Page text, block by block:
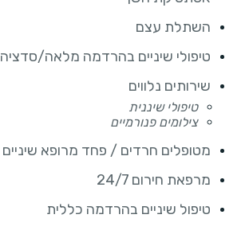
השתלת עצם
טיפולי שיניים בהרדמה מלאה/סדציה
שירותים נלווים
טיפולי שיננית
צילומים פנורמיים
מטופלים חרדים / פחד מרופא שיניים
מרפאת חירום 24/7
טיפול שיניים בהרדמה כללית